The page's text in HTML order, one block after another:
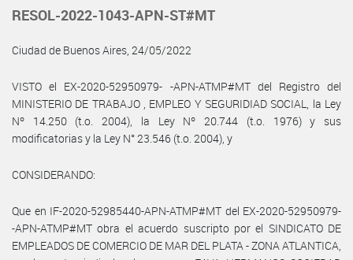
RESOL-2022-1043-APN-ST#MT
Ciudad de Buenos Aires, 24/05/2022
VISTO el EX-2020-52950979- -APN-ATMP#MT del Registro del
MINISTERIO DE TRABAJO , EMPLEO Y SEGURIDIAD SOCIAL, la Ley
Nº 14.250 (t.o. 2004), la Ley Nº 20.744 (t.o. 1976) y sus
modificatorias y la Ley N° 23.546 (t.o. 2004), y
CONSIDERANDO:
Que en IF-2020-52985440-APN-ATMP#MT del EX-2020-52950979-
-APN-ATMP#MT obra el acuerdo suscripto por el SINDICATO DE
EMPLEADOS DE COMERCIO DE MAR DEL PLATA - ZONA ATLANTICA,